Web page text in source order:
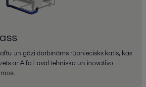
un gāzi darbināms rūpniecisks katls, kas
ar Alfa Laval tehnisko un inovatīvo